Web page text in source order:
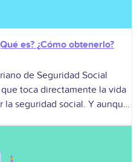
es? ¿Cómo obtenerlo?
de Seguridad Social
toca directamente la vida
la seguridad social. Y aunque